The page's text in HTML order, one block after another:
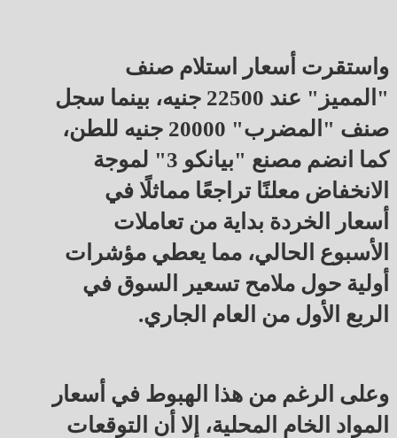
واستقرت أسعار استلام صنف
"المميز" عند 22500 جنيه، بينما سجل
صنف "المضرب" 20000 جنيه للطن،
كما انضم مصنع "بيانكو 3" لموجة
الانخفاض معلنًا تراجعًا مماثلًا في
أسعار الخردة بداية من تعاملات
الأسبوع الحالي، مما يعطي مؤشرات
أولية حول ملامح تسعير السوق في
الربع الأول من العام الجاري.
وعلى الرغم من هذا الهبوط في أسعار
المواد الخام المحلية، إلا أن التوقعات